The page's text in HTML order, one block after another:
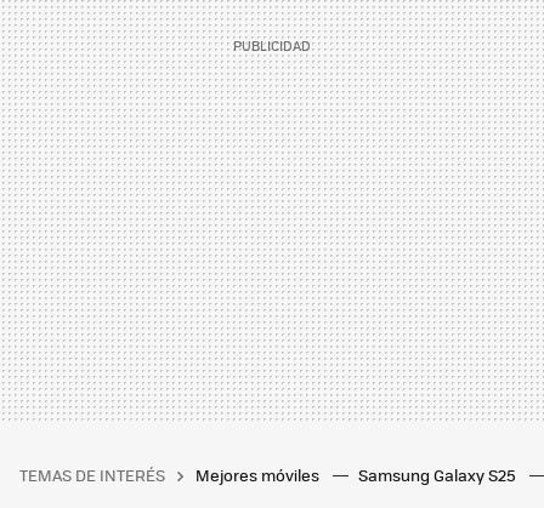
TEMAS DE INTERÉS Mejores móviles Samsung Galaxy S25